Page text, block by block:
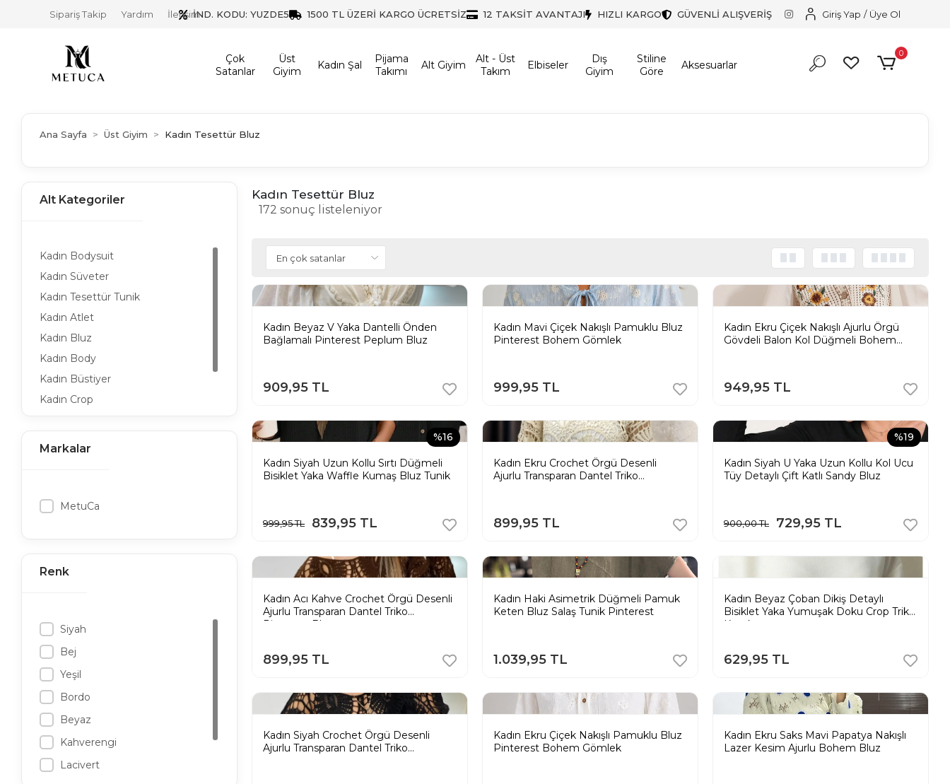
İND. KODU: YUZDE5 1500 TL ÜZERİ KARGO ÜCRETSİZ 12 TAKSİT AVANTAJI HIZLI KARGO GÜVENLİ ALIŞVERİŞ
Sipariş Takip Yardım İletişim Giriş Yap / Üye Ol
Çok
Satanlar
Üst
Giyim
Kadın Şal
Pijama
Takımı
Alt Giyim
Alt - Üst
Takım
Elbiseler
Dış
Giyim
Stiline
Göre
Aksesuarlar
0
Ana Sayfa Üst Giyim Kadın Tesettür Bluz
Alt Kategoriler
Kadın Bodysuit
Kadın Süveter
Kadın Tesettür Tunik
Kadın Atlet
Kadın Bluz
Kadın Body
Kadın Büstiyer
Kadın Crop
Kadın Tesettür Bluz
Markalar
MetuCa
Renk
Siyah
Bej
Yeşil
Bordo
Beyaz
Kahverengi
Lacivert
Kadın Tesettür Bluz
172 sonuç listeleniyor
Kadın Beyaz V Yaka Dantelli Önden
Bağlamalı Pinterest Peplum Bluz
909,95 TL
Kadın Mavi Çiçek Nakışlı Pamuklu Bluz
Pinterest Bohem Gömlek
999,95 TL
Kadın Ekru Çiçek Nakışlı Ajurlu Örgü
Gövdeli Balon Kol Düğmeli Bohem
949,95 TL
%16
Kadın Siyah Uzun Kollu Sırtı Düğmeli
Bisiklet Yaka Waffle Kumaş Bluz Tunik
999,95 TL 839,95 TL
Kadın Ekru Crochet Örgü Desenli
Ajurlu Transparan Dantel Triko
899,95 TL
%19
Kadın Siyah U Yaka Uzun Kollu Kol Ucu
Tüy Detaylı Çift Katlı Sandy Bluz
900,00 TL 729,95 TL
Kadın Acı Kahve Crochet Örgü Desenli
Ajurlu Transparan Dantel Triko
Pinterest Bluz
899,95 TL
Kadın Haki Asimetrik Düğmeli Pamuk
Keten Bluz Salaş Tunik Pinterest
1.039,95 TL
Kadın Beyaz Çoban Dikiş Detaylı
Bisiklet Yaka Yumuşak Doku Crop Triko
Kazak
629,95 TL
Kadın Siyah Crochet Örgü Desenli
Ajurlu Transparan Dantel Triko
Kadın Ekru Çiçek Nakışlı Pamuklu Bluz
Pinterest Bohem Gömlek
Kadın Ekru Saks Mavi Papatya Nakışlı
Lazer Kesim Ajurlu Bohem Bluz